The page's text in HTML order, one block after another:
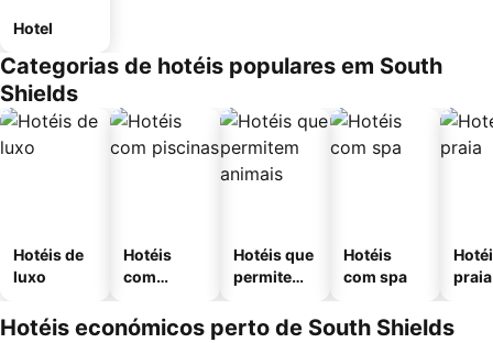
Hotel
Categorias de hotéis populares em South
Shields
Hotéis de
luxo
Hotéis
com
Hotéis que
permitem
Hotéis
com spa
praia
Hotéis económicos perto de South Shields